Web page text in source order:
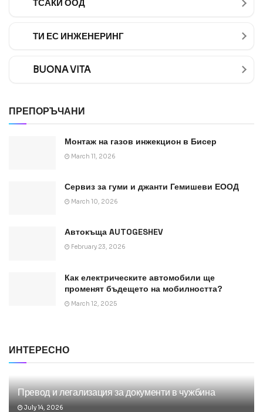
ТСАКИ ООД
ТИ ЕС ИНЖЕНЕРИНГ
BUONA VITA
ПРЕПОРЪЧАНИ
Монтаж на газов инжекцион в Бисер
March 11, 2026
Сервиз за гуми и джанти Гемишеви ЕООД
March 10, 2026
Автокъща AUTOGESHEV
February 23, 2026
Как електрическите автомобили ще
променят бъдещето на мобилността?
March 12, 2025
ИНТЕРЕСНО
Превод и легализация за документи в чужбина
July 14, 2026